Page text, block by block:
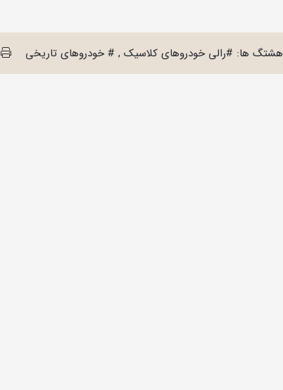
هشتگ ها: #رالی خودروهای کلاسیک , # خودروهای تاریخی